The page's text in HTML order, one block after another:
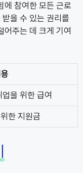
에 참여한 모든 근로
을 수 있는 권리를
어주는 데 크게 기여
을 위한 급여
한 지원금